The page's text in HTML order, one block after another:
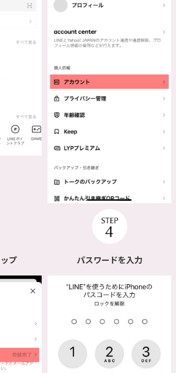
プ パスワードを入力